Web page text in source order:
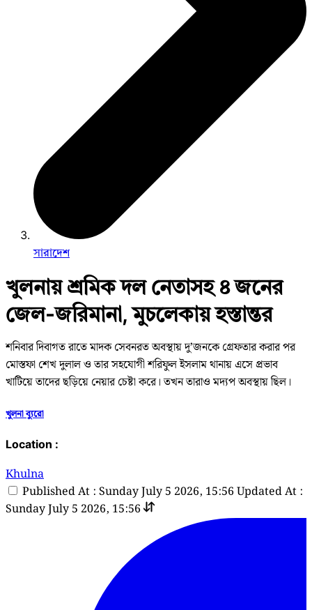
সারাদেশ
খুলনায় শ্রমিক দল নেতাসহ ৪ জনের
জেল-জরিমানা, মুচলেকায় হস্তান্তর
শনিবার দিবাগত রাতে মাদক সেবনরত অবস্থায় দু’জনকে গ্রেফতার করার পর
মোস্তফা শেখ দুলাল ও তার সহযোগী শরিফুল ইসলাম থানায় এসে প্রভাব
খাটিয়ে তাদের ছড়িয়ে নেয়ার চেষ্টা করে। তখন তারাও মদ্যপ অবস্থায় ছিল।
খুলনা ব্যুরো
Location :
Khulna
Published At : Sunday July 5 2026, 15:56 Updated At :
Sunday July 5 2026, 15:56